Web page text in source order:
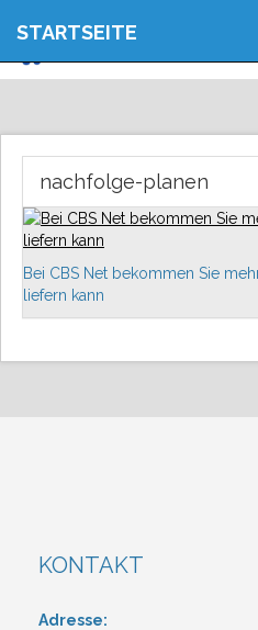
nachfolge-planen
Bei CBS Net bekommen Sie
liefern kann
KONTAKT
Adresse:
STARTSEITE